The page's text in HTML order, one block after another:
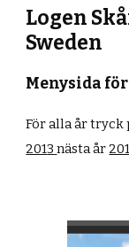
Logen
Sweden
Menysida
För alla år tryck
2013 nästa år 201